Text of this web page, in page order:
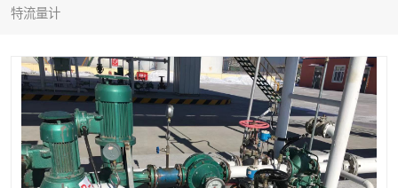
特流量计
液位计
压力传感器 流量传感器
智能仪表 液氮液位计
差压变送器 液位计传感器定制